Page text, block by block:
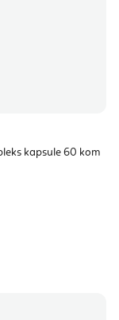
kapsule 60 kom